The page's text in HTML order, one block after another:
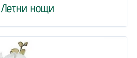
Летни нощи